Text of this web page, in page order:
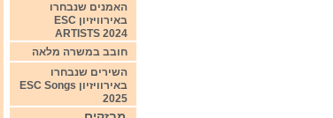
האמנים שנבחרו
באירוויזיון ESC
ARTISTS 2024
חובב במשרה מלאה
השירים שנבחרו
באירוויזיון ESC Songs
2025